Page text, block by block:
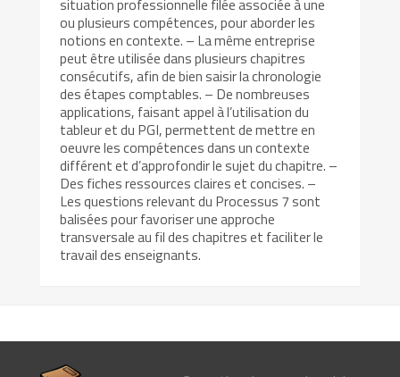
ou plusieurs compétences, pour aborder les
notions en contexte. – La même entreprise
peut être utilisée dans plusieurs chapitres
consécutifs, afin de bien saisir la chronologie
des étapes comptables. – De nombreuses
applications, faisant appel à l’utilisation du
tableur et du PGI, permettent de mettre en
oeuvre les compétences dans un contexte
différent et d’approfondir le sujet du chapitre. –
Des fiches ressources claires et concises. –
Les questions relevant du Processus 7 sont
balisées pour favoriser une approche
transversale au fil des chapitres et faciliter le
travail des enseignants.